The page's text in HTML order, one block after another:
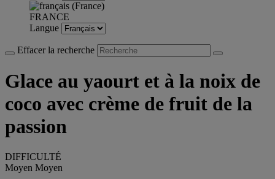
FRANCE
Langue
Effacer la recherche
Glace au yaourt et à la noix de
coco avec crème de fruit de la
passion
DIFFICULTÉ
Moyen Moyen